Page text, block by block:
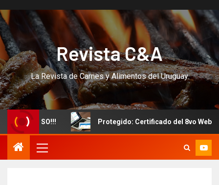
Revista C&A
La Revista de Carnes y Alimentos del Uruguay
CURSO!!! Protegido: Certificado del 8vo Webinar